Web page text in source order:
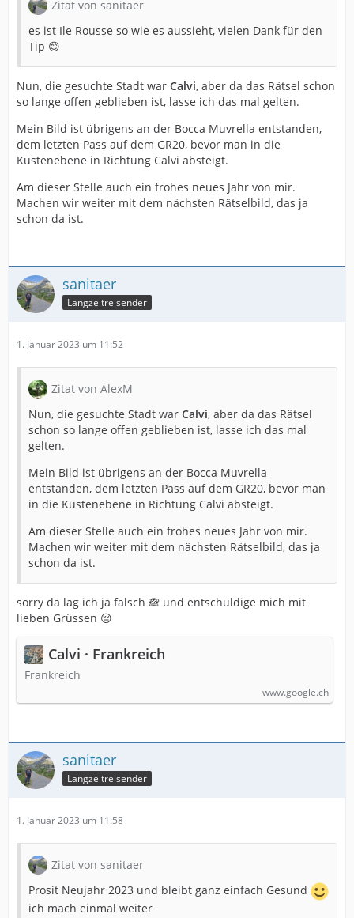
Zitat von sanitaer
es ist Ile Rousse so wie es aussieht, vielen Dank für den
Tip 😊
Nun, die gesuchte Stadt war Calvi, aber da das Rätsel schon
so lange offen geblieben ist, lasse ich das mal gelten.
Mein Bild ist übrigens an der Bocca Muvrella entstanden,
dem letzten Pass auf dem GR20, bevor man in die
Küstenebene in Richtung Calvi absteigt.
Am dieser Stelle auch ein frohes neues Jahr von mir.
Machen wir weiter mit dem nächsten Rätselbild, das ja
schon da ist.
sanitaer
Langzeitreisender
1. Januar 2023 um 11:52
Zitat von AlexM
Nun, die gesuchte Stadt war Calvi, aber da das Rätsel
schon so lange offen geblieben ist, lasse ich das mal
gelten.
Mein Bild ist übrigens an der Bocca Muvrella
entstanden, dem letzten Pass auf dem GR20, bevor man
in die Küstenebene in Richtung Calvi absteigt.
Am dieser Stelle auch ein frohes neues Jahr von mir.
Machen wir weiter mit dem nächsten Rätselbild, das ja
schon da ist.
sorry da lag ich ja falsch 🙈 und entschuldige mich mit
lieben Grüssen 😔
Calvi · Frankreich
Frankreich
www.google.ch
sanitaer
Langzeitreisender
1. Januar 2023 um 11:58
Zitat von sanitaer
Prosit Neujahr 2023 und bleibt ganz einfach Gesund
ich mach einmal weiter